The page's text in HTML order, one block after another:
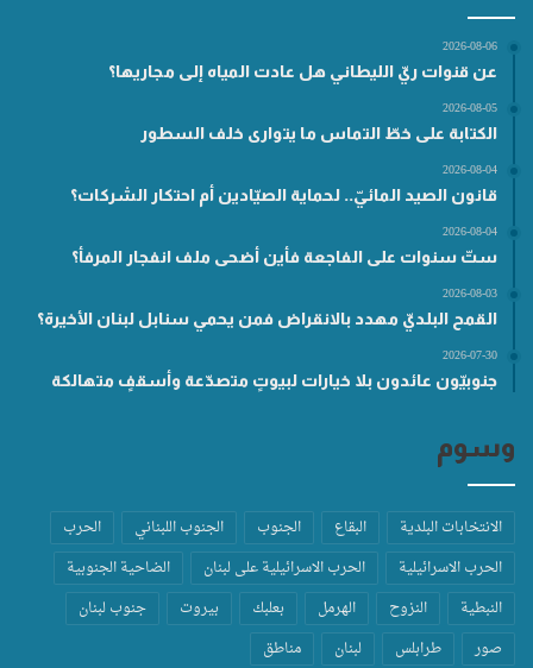
2026-08-06
عن قنوات ريّ الليطاني هل عادت المياه إلى مجاريها؟
2026-08-05
الكتابة على خطّ التماس ما يتوارى خلف السطور
2026-08-04
قانون الصيد المائيّ.. لحماية الصيّادين أم احتكار الشركات؟
2026-08-04
ستّ سنوات على الفاجعة فأين أضحى ملف انفجار المرفأ؟
2026-08-03
القمح البلديّ مهدد بالانقراض فمن يحمي سنابل لبنان الأخيرة؟
2026-07-30
جنوبيّون عائدون بلا خيارات لبيوتٍ متصدّعة وأسقفٍ متهالكة
وسوم
الانتخابات البلدية البقاع الجنوب الجنوب اللبناني
الحرب
الحرب الاسرائيلية
الحرب الاسرائيلية على لبنان
الضاحية الجنوبية
النبطية
النزوح الهرمل بعلبك بيروت
جنوب لبنان
صور
طرابلس لبنان مناطق